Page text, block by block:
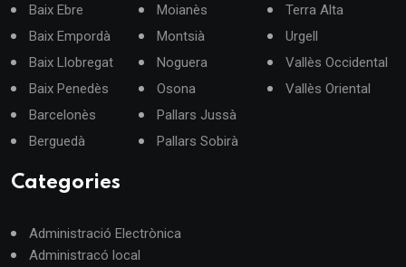
Baix Ebre
Baix Empordà
Baix Llobregat
Baix Penedès
Barcelonès
Berguedà
Moianès
Montsià
Noguera
Osona
Pallars Jussà
Pallars Sobirà
Terra Alta
Urgell
Vallès Occidental
Vallès Oriental
Categories
Administració Electrònica
Administracó local